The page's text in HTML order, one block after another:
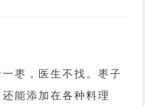
枣，医生不找。枣子
能添加在各种料理